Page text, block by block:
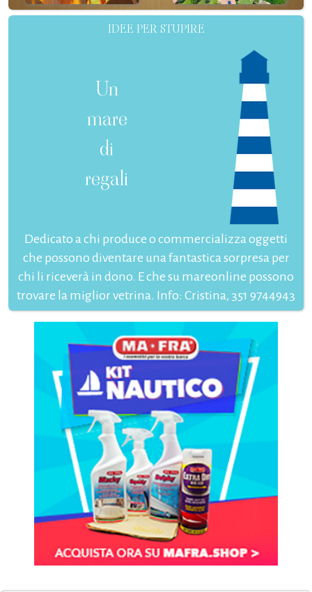
IDEE PER STUPIRE
Un
mare
di
regali
Dedicato a chi produce o commercializza oggetti
che possono diventare una fantastica sorpresa per
chi li riceverà in dono. E che su mareonline possono
trovare la miglior vetrina. Info: Cristina, 351 9744943